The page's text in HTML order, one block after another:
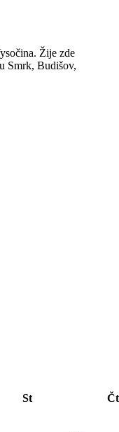
Žije zde
Smrk, Budišov,
St Čt